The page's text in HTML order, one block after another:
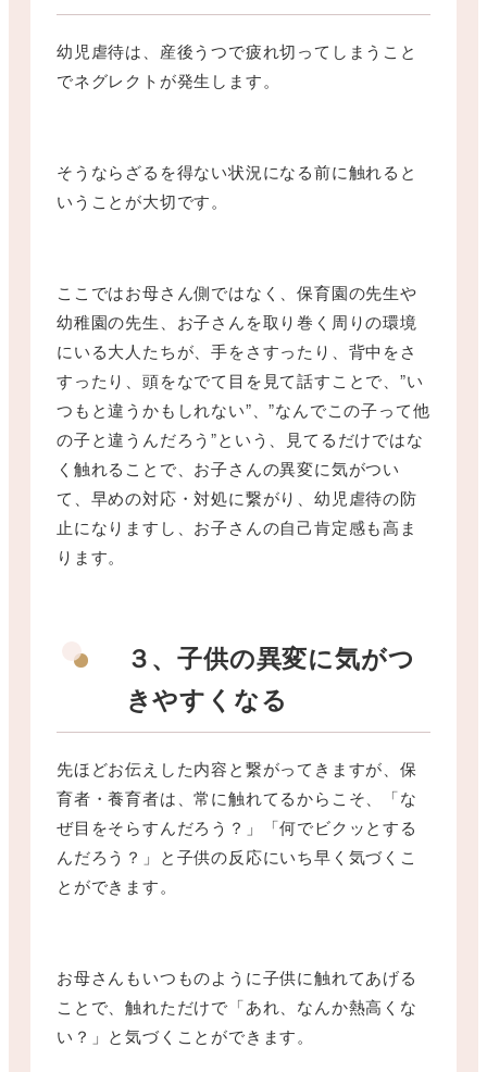
幼児虐待は、産後うつで疲れ切ってしまうこと
でネグレクトが発生します。
そうならざるを得ない状況になる前に触れると
いうことが大切です。
ここではお母さん側ではなく、保育園の先生や
幼稚園の先生、お子さんを取り巻く周りの環境
にいる大人たちが、手をさすったり、背中をさ
すったり、頭をなでて目を見て話すことで、”い
つもと違うかもしれない”、”なんでこの子って他
の子と違うんだろう”という、見てるだけではな
く触れることで、お子さんの異変に気がつい
て、早めの対応・対処に繋がり、幼児虐待の防
止になりますし、お子さんの自己肯定感も高ま
ります。
３、子供の異変に気がつ
きやすくなる
先ほどお伝えした内容と繋がってきますが、保
育者・養育者は、常に触れてるからこそ、「な
ぜ目をそらすんだろう？」「何でビクッとする
んだろう？」と子供の反応にいち早く気づくこ
とができます。
お母さんもいつものように子供に触れてあげる
ことで、触れただけで「あれ、なんか熱高くな
い？」と気づくことができます。